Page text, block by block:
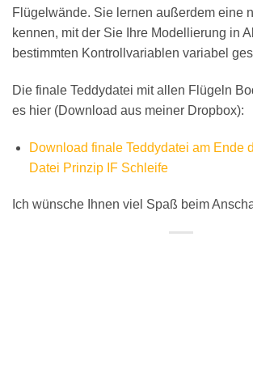
Flügelwände. Sie lernen außerdem eine
kennen, mit der Sie Ihre Modellierung in
bestimmten Kontrollvariablen variabel
Die finale Teddydatei mit allen Flügeln
es hier (Download aus meiner Dropbox):
Download finale Teddydatei am Ende
Datei Prinzip IF Schleife
Ich wünsche Ihnen viel Spaß beim